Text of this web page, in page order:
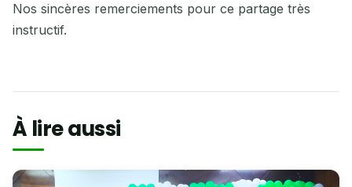
Nos sincères remerciements pour ce partage très
instructif.
À lire aussi